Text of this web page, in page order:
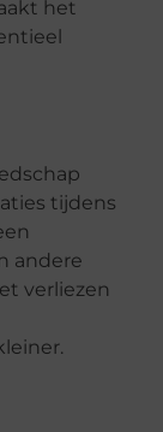
het
tijdens
andere
verliezen